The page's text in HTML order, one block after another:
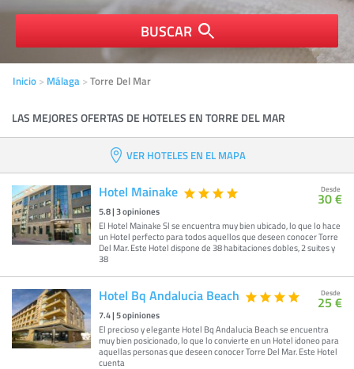
BUSCAR
Inicio Málaga Torre Del Mar
LAS MEJORES OFERTAS DE HOTELES EN TORRE DEL MAR
VER HOTELES EN EL MAPA
Hotel Mainake
5.8|3opiniones
El Hotel Mainake Sl se encuentra muy bien ubicado, lo que lo hace
un Hotel perfecto para todos aquellos que deseen conocer Torre
Del Mar. Este Hotel dispone de 38 habitaciones dobles, 2 suites y
38
Desde
30 €
Hotel Bq Andalucia Beach
7.4|5opiniones
El precioso y elegante Hotel Bq Andalucia Beach se encuentra
muy bien posicionado, lo que lo convierte en un Hotel idoneo para
aquellas personas que deseen conocer Torre Del Mar. Este Hotel
cuenta
Desde
25 €